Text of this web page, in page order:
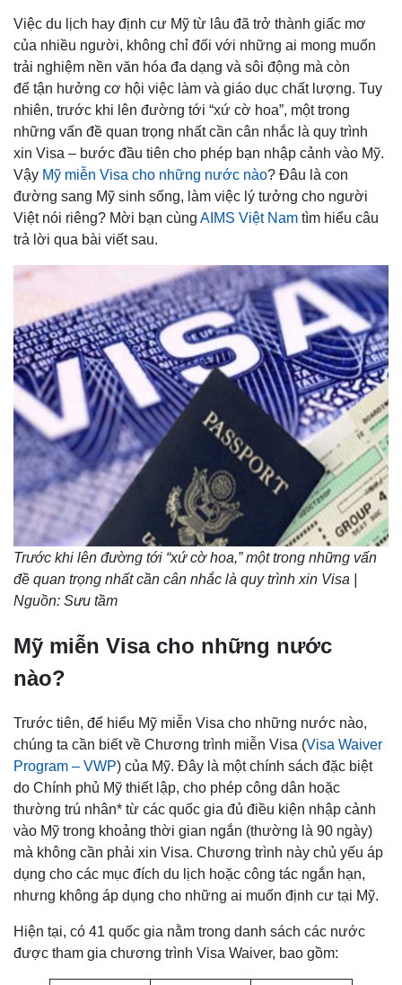
Việc du lịch hay định cư Mỹ từ lâu đã trở thành giấc mơ
của nhiều người, không chỉ đối với những ai mong muốn
trải nghiệm nền văn hóa đa dạng và sôi động mà còn
để tận hưởng cơ hội việc làm và giáo dục chất lượng. Tuy
nhiên, trước khi lên đường tới “xứ cờ hoa”, một trong
những vấn đề quan trọng nhất cần cân nhắc là quy trình
xin Visa – bước đầu tiên cho phép bạn nhập cảnh vào Mỹ.
Vậy Mỹ miễn Visa cho những nước nào? Đâu là con
đường sang Mỹ sinh sống, làm việc lý tưởng cho người
Việt nói riêng? Mời bạn cùng AIMS Việt Nam tìm hiểu câu
trả lời qua bài viết sau.
Trước khi lên đường tới “xứ cờ hoa,” một trong những vấn
đề quan trọng nhất cần cân nhắc là quy trình xin Visa |
Nguồn: Sưu tầm
Mỹ miễn Visa cho những nước
nào?
Trước tiên, để hiểu Mỹ miễn Visa cho những nước nào,
chúng ta cần biết về Chương trình miễn Visa (Visa Waiver
Program – VWP) của Mỹ. Đây là một chính sách đặc biệt
do Chính phủ Mỹ thiết lập, cho phép công dân hoặc
thường trú nhân* từ các quốc gia đủ điều kiện nhập cảnh
vào Mỹ trong khoảng thời gian ngắn (thường là 90 ngày)
mà không cần phải xin Visa. Chương trình này chủ yếu áp
dụng cho các mục đích du lịch hoặc công tác ngắn hạn,
nhưng không áp dụng cho những ai muốn định cư tại Mỹ.
Hiện tại, có 41 quốc gia nằm trong danh sách các nước
được tham gia chương trình Visa Waiver, bao gồm: